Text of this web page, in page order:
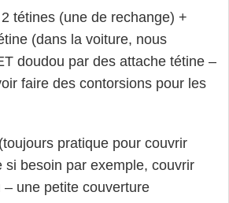
tétines (une de rechange) +
(dans la voiture, nous
doudou par des attache tétine –
faire des contorsions pour les
pratique pour couvrir
si besoin par exemple, couvrir
une petite couverture